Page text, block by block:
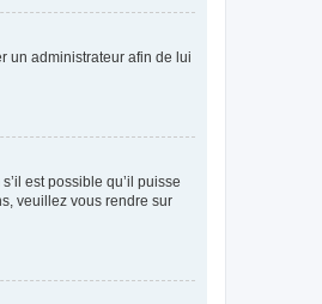
un administrateur afin de lui
est possible qu’il puisse
veuillez vous rendre sur